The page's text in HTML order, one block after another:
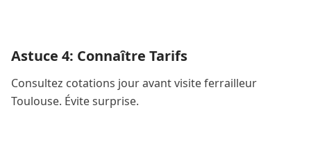
Astuce 4: Connaître Tarifs
Consultez cotations jour avant visite ferrailleur
Toulouse. Évite surprise.